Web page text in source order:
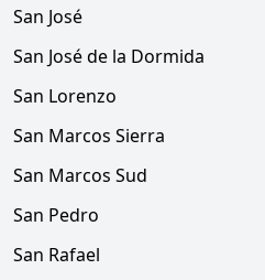
San José
San José de la Dormida
San Lorenzo
San Marcos Sierra
San Marcos Sud
San Pedro
San Rafael